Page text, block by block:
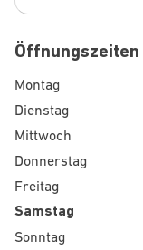
Öffnungszeiten
Montag
Dienstag
Mittwoch
Donnerstag
Freitag
Samstag
Sonntag